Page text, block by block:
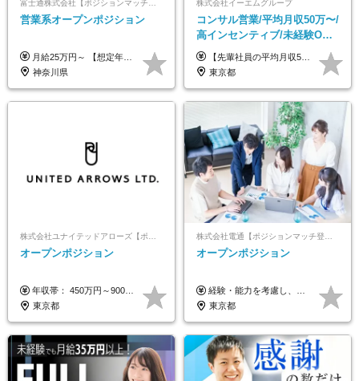
営業系オープンポジション
月給25万円～ 【想定年収】 400万円～1000万円（残業代及び諸手当込） ※ご経験、前年収、ご年齢に応じて決定します。
神奈川県
株式会社イーエムグループ
コンサル営業/平均月収50万〜/
高インセンティブ/未経験OK/
残業なし/4,50代も活躍/ブラン
ク可/面接1回
【先輩社員の平均月収50万円】 月給30万円以上+インセンティブ+その他手当 ※経験・スキルを考慮の上で給与を決定します ※上記には5万円（月20時間分）のみなし残業代と一律手当（営業手当4万円、能力評価手当4万円）を含みます ※上記を超える残業代は別途全額支給します ※試用期間：3ヶ月あり（試用期間中の待遇に差異なし）
東京都
オープンポジション
年収帯： 450万円～900万円 ※経験・スキルを考慮の上、決定します。
東京都
オープンポジション
経験・能力を考慮し、当社規定により決定します。 ▼参考情報 ------------ 年収イメージ：500万～1500万
東京都